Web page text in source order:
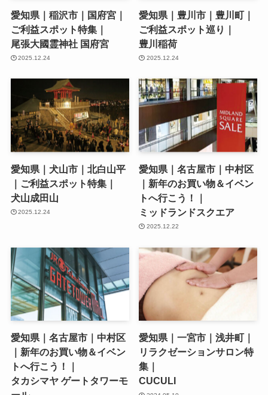
愛知県｜稲沢市｜国府宮｜
ご利益スポット特集｜
尾張大國霊神社 国府宮
2025.12.24
愛知県｜豊川市｜豊川町｜
ご利益スポット巡り｜
豊川稲荷
2025.12.24
愛知県｜犬山市｜北白山平
｜ご利益スポット特集｜
犬山成田山
2025.12.24
愛知県｜名古屋市｜中村区
｜新年のお買い物＆イベン
トへ行こう！｜
ミッドランドスクエア
2025.12.22
愛知県｜名古屋市｜中村区
｜新年のお買い物＆イベン
トへ行こう！｜
タカシマヤ ゲートタワーモ
愛知県｜一宮市｜浅井町｜
リラクゼーションサロン特
集｜
CUCULI